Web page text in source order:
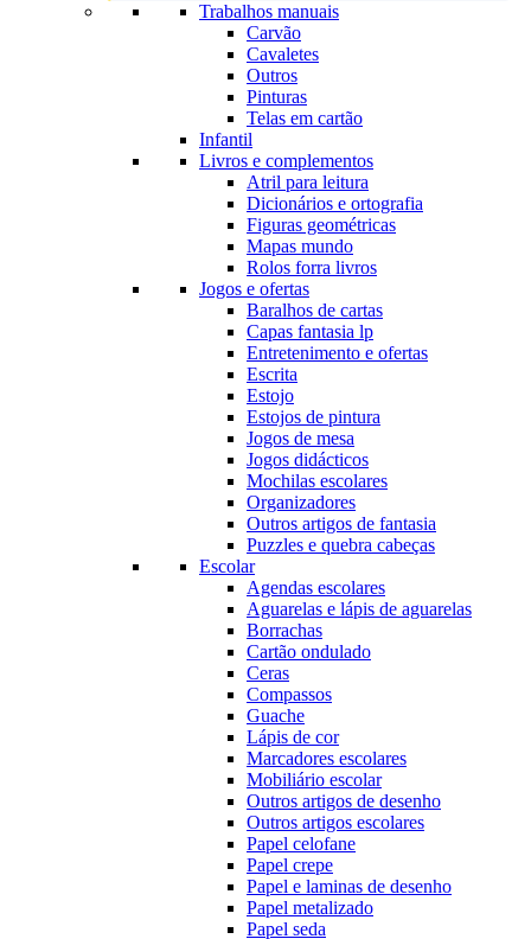
Trabalhos manuais
Carvão
Cavaletes
Outros
Pinturas
Telas em cartão
Infantil
Livros e complementos
Atril para leitura
Dicionários e ortografia
Figuras geométricas
Mapas mundo
Rolos forra livros
Jogos e ofertas
Baralhos de cartas
Capas fantasia lp
Entretenimento e ofertas
Escrita
Estojo
Estojos de pintura
Jogos de mesa
Jogos didácticos
Mochilas escolares
Organizadores
Outros artigos de fantasia
Puzzles e quebra cabeças
Escolar
Agendas escolares
Aguarelas e lápis de aguarelas
Borrachas
Cartão ondulado
Ceras
Compassos
Guache
Lápis de cor
Marcadores escolares
Mobiliário escolar
Outros artigos de desenho
Outros artigos escolares
Papel celofane
Papel crepe
Papel e laminas de desenho
Papel metalizado
Papel seda